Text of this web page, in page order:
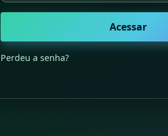
Acessar
Perdeu a senha?